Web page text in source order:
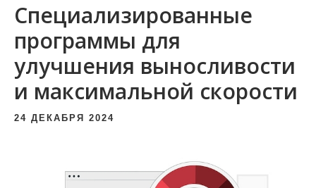
Специализированные
программы для
улучшения выносливости
и максимальной скорости
24 ДЕКАБРЯ 2024